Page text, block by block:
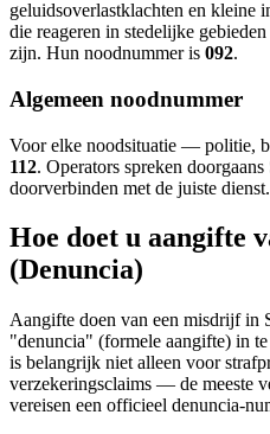
geluidsoverlastklachten en kleine
die reageren in stedelijke
zijn. Hun noodnummer is 092.
Algemeen noodnummer
Voor elke noodsituatie — politie,
112. Operators spreken
doorverbinden met de juiste
Hoe doet u aangifte
(Denuncia)
Aangifte doen van een misdrijf in
"denuncia" (formele aangifte) in
is belangrijk niet alleen voor
verzekeringsclaims — de meeste
vereisen een officieel denuncia-